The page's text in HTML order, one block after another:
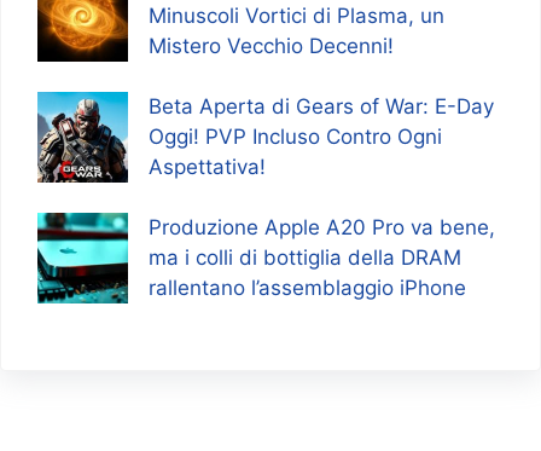
Minuscoli Vortici di Plasma, un
Mistero Vecchio Decenni!
Beta Aperta di Gears of War: E-Day
Oggi! PVP Incluso Contro Ogni
Aspettativa!
Produzione Apple A20 Pro va bene,
ma i colli di bottiglia della DRAM
rallentano l’assemblaggio iPhone